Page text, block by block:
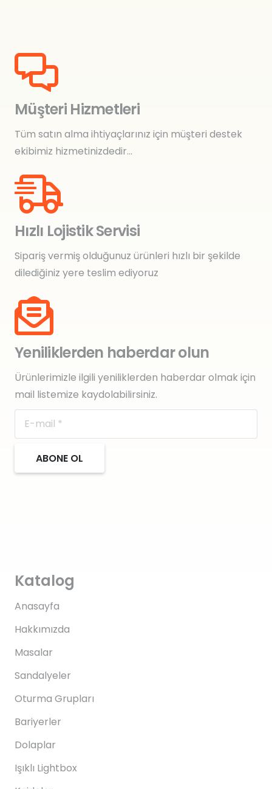
Müşteri Hizmetleri
Tüm satın alma ihtiyaçlarınız için müşteri destek
ekibimiz hizmetinizdedir…
Hızlı Lojistik Servisi
Sipariş vermiş olduğunuz ürünleri hızlı bir şekilde
dilediğiniz yere teslim ediyoruz
Yeniliklerden haberdar olun
Ürünlerimizle ilgili yeniliklerden haberdar olmak için
mail listemize kaydolabilirsiniz.
ABONE OL
Katalog
Anasayfa
Hakkımızda
Masalar
Sandalyeler
Oturma Grupları
Bariyerler
Dolaplar
Işıklı Lightbox